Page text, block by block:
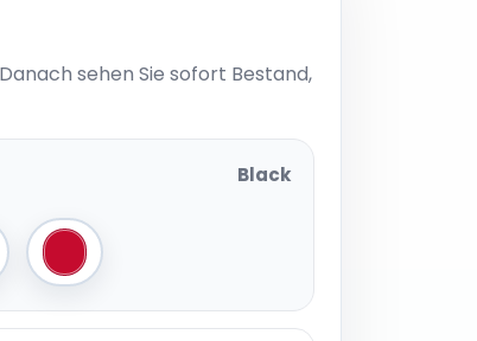
sehen Sie sofort Bestand,
Black
Deep Red